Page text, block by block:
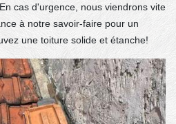
cas d'urgence, nous viendrons vite
à notre savoir-faire pour un
une toiture solide et étanche!